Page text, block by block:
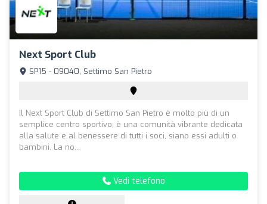
Next Sport Club
SP15 - 09040, Settimo San Pietro
Il Next Sport Club di Settimo San Pietro è molto più di un
semplice centro sportivo; è una comunità vibrante dedicata
alla salute e al benessere di tutti i soci, siano essi adulti o
bambini. La no...
Vedi telefono